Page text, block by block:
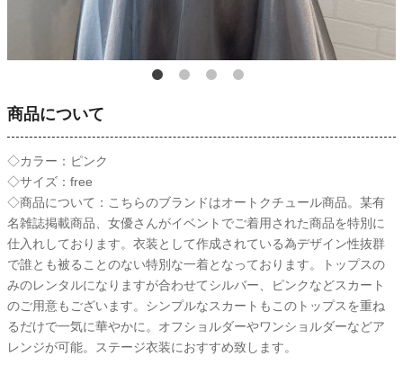
商品について
◇カラー：ピンク
◇サイズ：free
◇商品について：こちらのブランドはオートクチュール商品。某有
名雑誌掲載商品、女優さんがイベントでご着用された商品を特別に
仕入れしております。衣装として作成されている為デザイン性抜群
で誰とも被ることのない特別な一着となっております。トップスの
みのレンタルになりますが合わせてシルバー、ピンクなどスカート
のご用意もございます。シンプルなスカートもこのトップスを重ね
るだけで一気に華やかに。オフショルダーやワンショルダーなどア
レンジが可能。ステージ衣装におすすめ致します。